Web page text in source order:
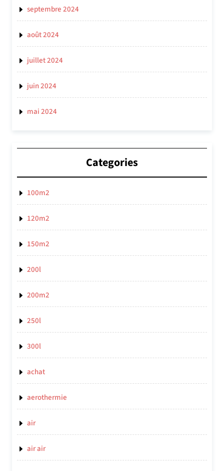
septembre 2024
août 2024
juillet 2024
juin 2024
mai 2024
Categories
100m2
120m2
150m2
200l
200m2
250l
300l
achat
aerothermie
air
air air